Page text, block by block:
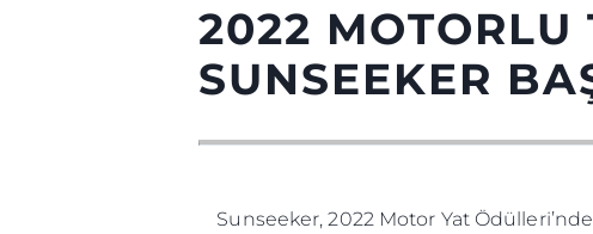
2022 MOTORLU
SUNSEEKER
Sunseeker, 2022 Motor Yat